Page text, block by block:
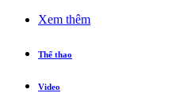
Xem thêm
Thể thao
Video